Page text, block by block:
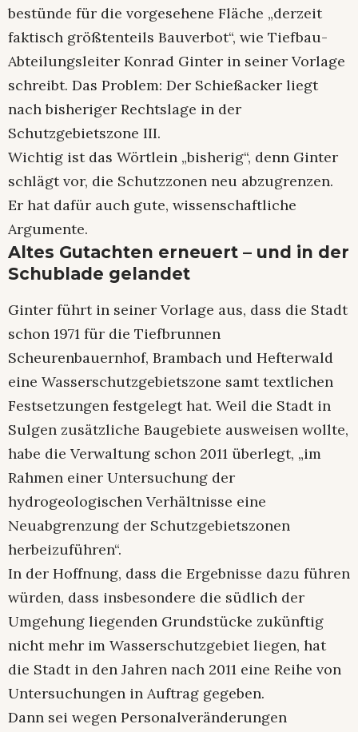
bestünde für die vorgesehene Fläche „derzeit
faktisch größtenteils Bauverbot“, wie Tiefbau-
Abteilungsleiter Konrad Ginter in seiner Vorlage
schreibt. Das Problem: Der Schießacker liegt
nach bisheriger Rechtslage in der
Schutzgebietszone III.
Wichtig ist das Wörtlein „bisherig“, denn Ginter
schlägt vor, die Schutzzonen neu abzugrenzen.
Er hat dafür auch gute, wissenschaftliche
Argumente.
Altes Gutachten erneuert – und in der
Schublade gelandet
Ginter führt in seiner Vorlage aus, dass die Stadt
schon 1971 für die Tiefbrunnen
Scheurenbauernhof, Brambach und Hefterwald
eine Wasserschutzgebietszone samt textlichen
Festsetzungen festgelegt hat. Weil die Stadt in
Sulgen zusätzliche Baugebiete ausweisen wollte,
habe die Verwaltung schon 2011 überlegt, „im
Rahmen einer Untersuchung der
hydrogeologischen Verhältnisse eine
Neuabgrenzung der Schutzgebietszonen
herbeizuführen“.
In der Hoffnung, dass die Ergebnisse dazu führen
würden, dass insbesondere die südlich der
Umgehung liegenden Grundstücke zukünftig
nicht mehr im Wasserschutzgebiet liegen, hat
die Stadt in den Jahren nach 2011 eine Reihe von
Untersuchungen in Auftrag gegeben.
Dann sei wegen Personalveränderungen